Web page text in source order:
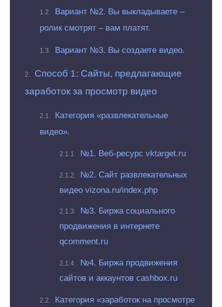
Вариант №2. Вы выкладываете –
ролик смотрят – вам платят.
Вариант №3. Вы создаете видео.
Способ 1: Сайты, предлагающие
заработок за просмотр видео
Категория «развлекательные
видео».
№1. Веб-ресурс vktarget.ru
№2. Сайт развлекательных
видео vizona.ru/index.php
№3. Биржа социального
продвижения в интернете
qcomment.ru
№4. Биржа продвижения
сайтов и аккаунтов cashbox.ru
Категория «заработок на просмотре